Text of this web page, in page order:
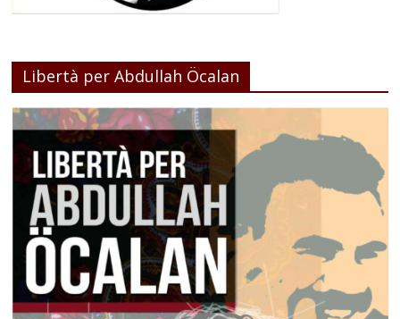
Libertà per Abdullah Öcalan